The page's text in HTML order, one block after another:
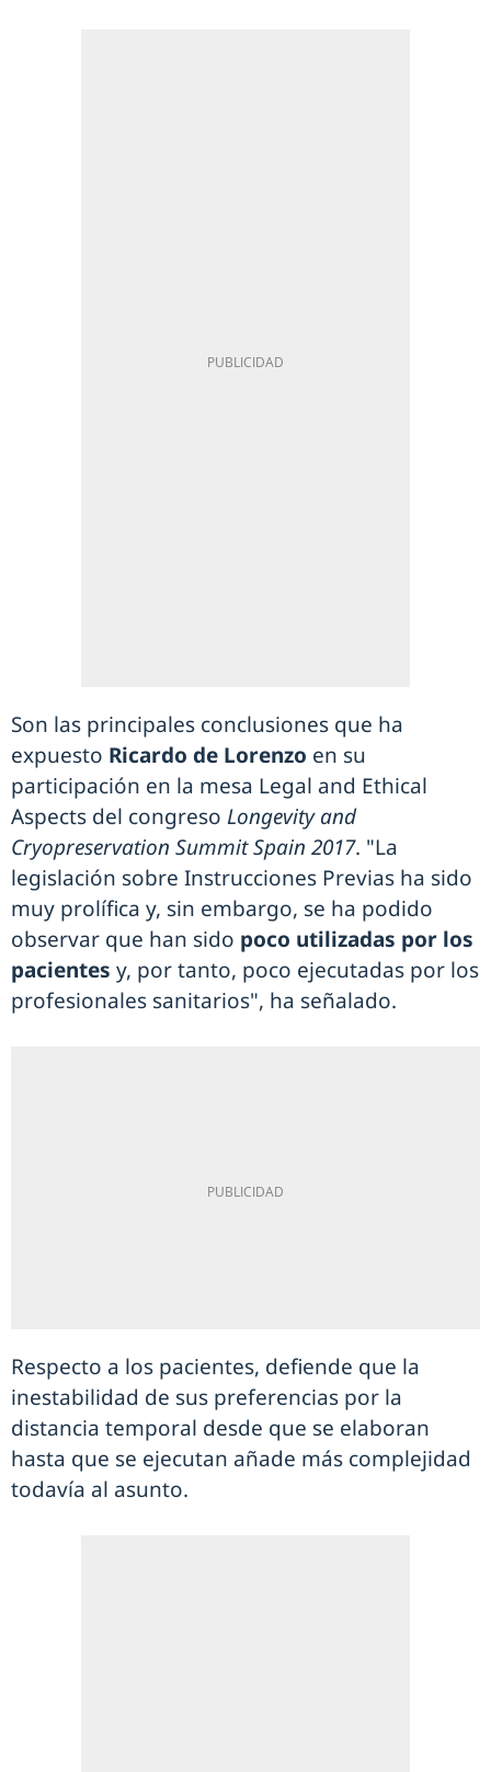
Son las principales conclusiones que ha
expuesto Ricardo de Lorenzo en su
participación en la mesa Legal and Ethical
Aspects del congreso Longevity and
Cryopreservation Summit Spain 2017. "La
legislación sobre Instrucciones Previas ha sido
muy prolífica y, sin embargo, se ha podido
observar que han sido poco utilizadas por los
pacientes y, por tanto, poco ejecutadas por los
profesionales sanitarios", ha señalado.
Respecto a los pacientes, defiende que la
inestabilidad de sus preferencias por la
distancia temporal desde que se elaboran
hasta que se ejecutan añade más complejidad
todavía al asunto.